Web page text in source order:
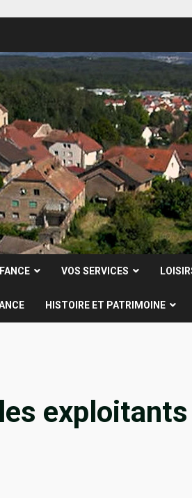
VOS SERVICES
HISTOIRE ET PATRIMOINE
exploitants